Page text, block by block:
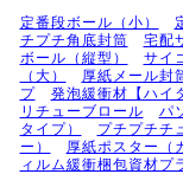
定番段ボール（小）
チプチ角底封筒
宅配
ボール（縦型）
サイ
（大）
厚紙メール封
プ
発泡緩衝材【ハイ
リチューブロール
パ
タイプ）
プチプチチ
ー）
厚紙ポスター（
ィルム緩衝梱包資材プ